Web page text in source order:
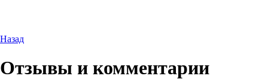
Назад
Отзывы и комментарии